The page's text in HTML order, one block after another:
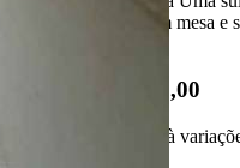
de proteção Sala com mesa
R$ 260.000,00
*Valor sujeito à